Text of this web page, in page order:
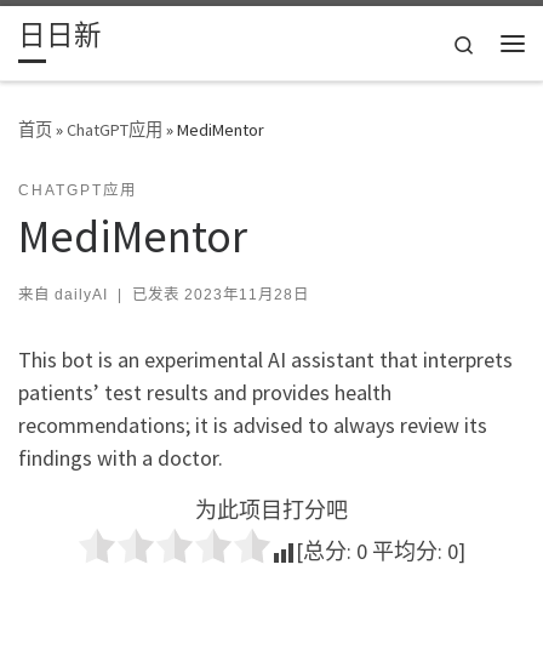
Skip to content
日日新
Search
首页»ChatGPT应用 »MediMentor
CHATGPT应用
MediMentor
来自 dailyAI | 已发表 2023年11月28日
This bot is an experimental AI assistant that interprets
patients’ test results and provides health
recommendations; it is advised to always review its
findings with a doctor.
为此项目打分吧
[总分: 0 平均分: 0]